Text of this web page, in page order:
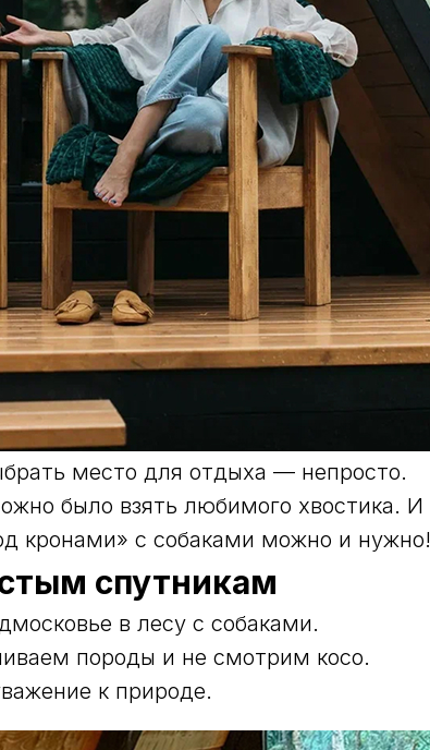
место для отдыха — непросто.
было взять любимого хвостика. И
кронами» с собаками можно и нужно!
спутникам
в лесу с собаками.
породы и не смотрим косо.
к природе.